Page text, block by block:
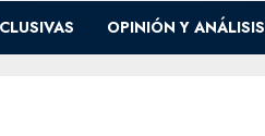
OPINIÓN Y ANÁLISIS